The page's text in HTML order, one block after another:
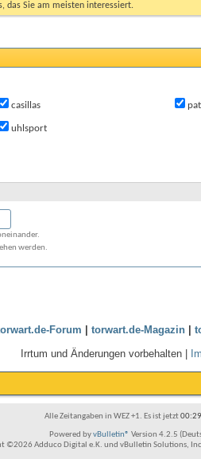
das Sie am meisten interessiert.
casillas
uhlsport
werden.
Forum torwart.de-Magazin|
Irrtum und Änderungen vorbehalten |
Alle Zeitangaben in WEZ +1. Es ist jetzt00:29
Powered byvBulletin® Version 4.2.5
©2026 Adduco Digital e.K. und vBulletin Solutions,